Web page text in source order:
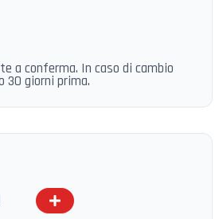
a conferma. In caso di cambio
30 giorni prima.